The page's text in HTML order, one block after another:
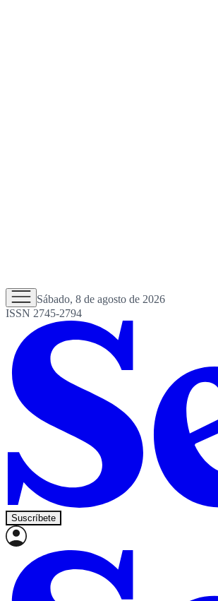
Sábado, 8 de agosto de 2026
ISSN 2745-2794
Suscríbete